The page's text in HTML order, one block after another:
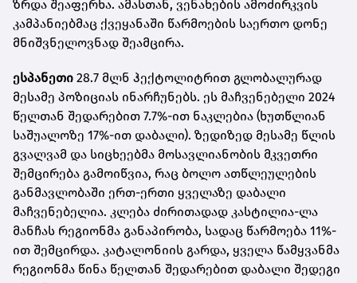
ზრდა შეაფერხა. ამასთან, ვენახების ამოძირკვის
კამპანიებმაც ქვეყანაში წარმოების საერთო დონე
მნიშვნელოვნად შეამცირა.
ესპანეთი 28.7 მლნ ჰექტოლიტრით გლობალურად
მესამე პოზიციას ინარჩუნებს. ეს მაჩვენებელი 2024
წელთან შედარებით 7.7%-ით ნაკლებია (ხუთწლიან
საშუალოზე 17%-ით დაბალი). ზედიზედ მესამე წლის
გვალვამ და სიცხეებმა მოსავლიანობის მკვეთრი
შემცირება გამოიწვია, რაც ბოლო ათწლეულების
განმავლობაში ერთ-ერთი ყველაზე დაბალი
მაჩვენებელია. კლება ძირითადად კასტილია-ლა
მანჩას რეგიონმა განაპირობა, სადაც წარმოება 11%-
ით შემცირდა. კატალონიის გარდა, ყველა წამყვანმა
რეგიონმა წინა წელთან შედარებით დაბალი შედეგი